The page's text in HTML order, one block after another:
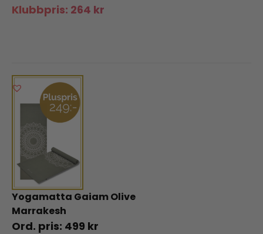
Klubbpris: 264 kr
Yogamatta Gaiam Olive
Marrakesh
499 kr